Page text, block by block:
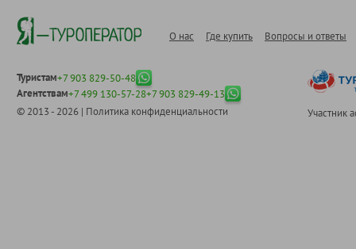
О нас Где купить Вопросы и ответы
Туристам+7 903 829-50-48
Агентствам+7 499 130-57-28+7 903 829-49-13
© 2013 - 2026 | Политика конфиденциальности Участник